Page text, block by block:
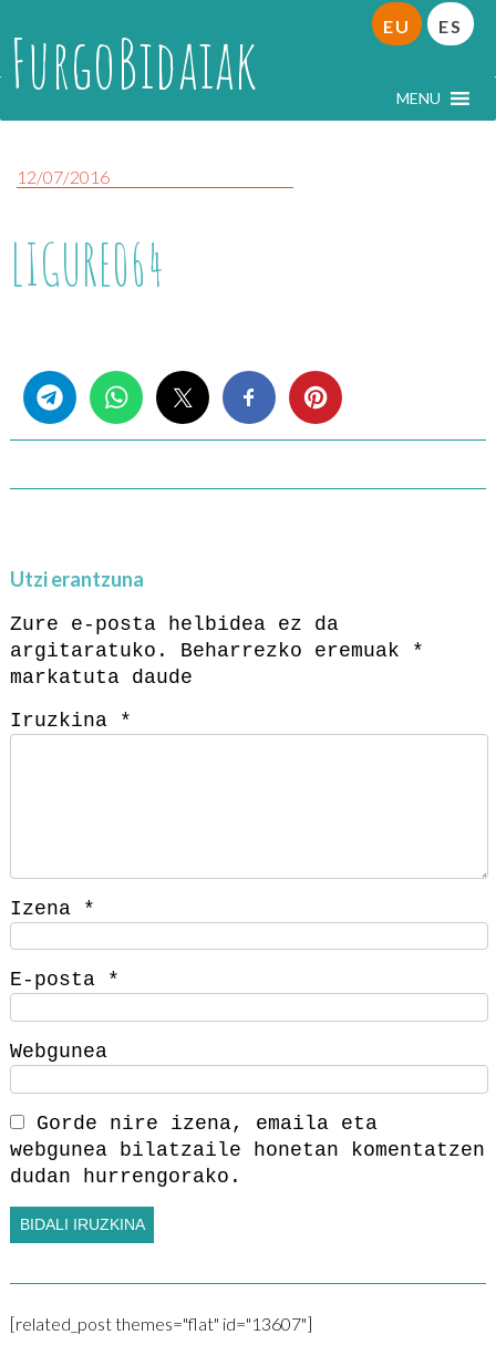
FurgoBidaiak MENU
EU ES
12/07/2016
LIGURE064
Utzi erantzuna
Zure e-posta helbidea ez da
argitaratuko.
Beharrezko eremuak
*
markatuta daude
Iruzkina
*
Izena *
E-posta *
Webgunea
Gorde nire izena, emaila eta
webgunea bilatzaile honetan komentatzen
dudan hurrengorako.
[related_post themes="flat" id="13607"]